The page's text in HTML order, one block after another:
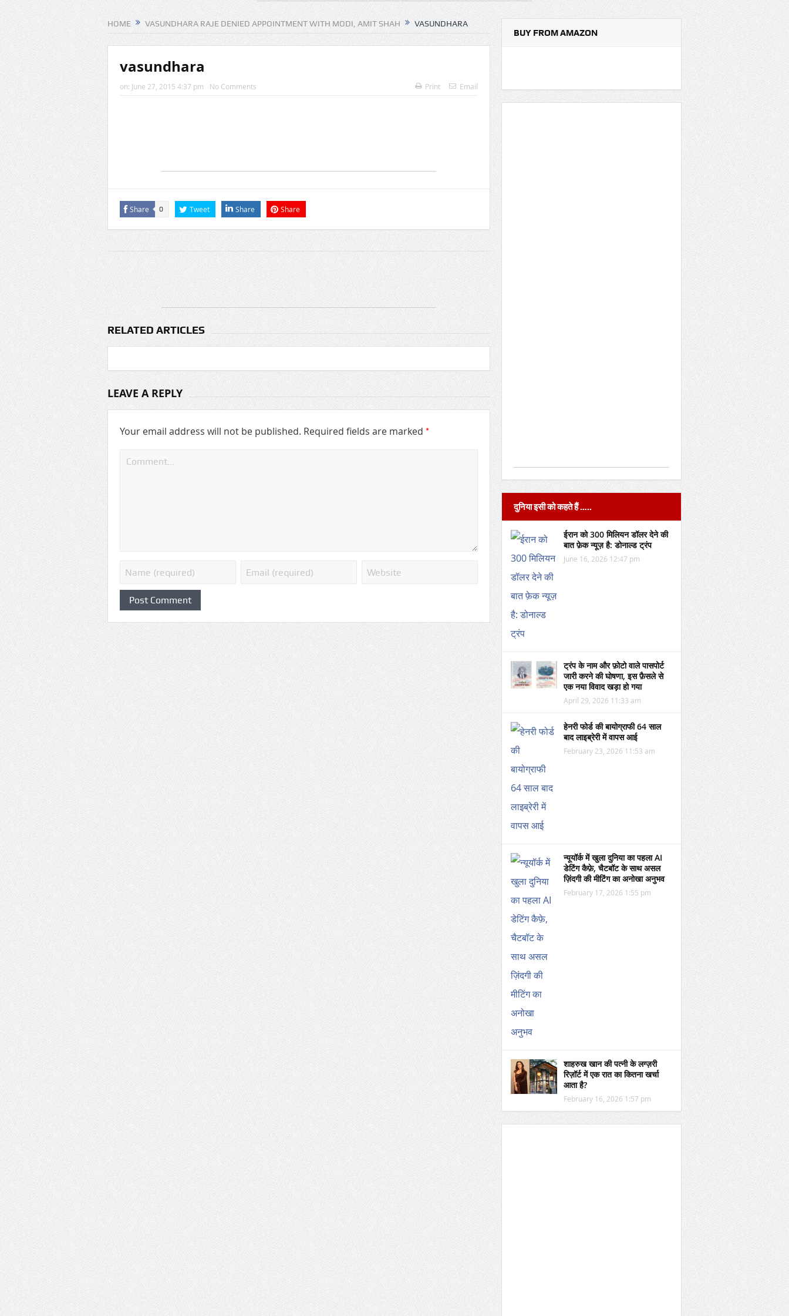
HOME VASUNDHARA RAJE DENIED APPOINTMENT WITH MODI, AMIT SHAH VASUNDHARA
vasundhara
on: June 27, 2015 4:37 pm No Comments Print Email
Share 0 Tweet Share Share
RELATED ARTICLES
LEAVE A REPLY
Your email address will not be published. Required fields are marked *
BUY FROM AMAZON
दुनिया इसी को कहते हैं …..
ईरान को 300 मिलियन डॉलर देने की
बात फ़ेक न्यूज़ है: डोनाल्ड ट्रंप
June 16, 2026 12:47 pm
ट्रंप के नाम और फ़ोटो वाले पासपोर्ट
जारी करने की घोषणा, इस फ़ैसले से
एक नया विवाद खड़ा हो गया
April 29, 2026 11:33 am
हेनरी फोर्ड की बायोग्राफी 64 साल
बाद लाइब्रेरी में वापस आई
February 23, 2026 11:53 am
न्यूयॉर्क में खुला दुनिया का पहला AI
डेटिंग कैफ़े, चैटबॉट के साथ असल
ज़िंदगी की मीटिंग का अनोखा अनुभव
February 17, 2026 1:55 pm
शाहरुख खान की पत्नी के लग्ज़री
रिज़ॉर्ट में एक रात का कितना खर्चा
आता है?
February 16, 2026 1:57 pm